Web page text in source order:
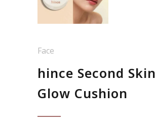
Face
hince Second Skin
Glow Cushion